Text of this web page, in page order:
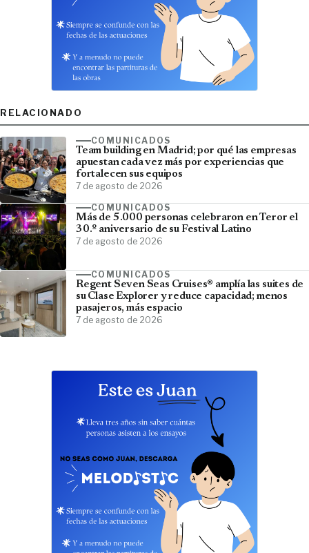
RELACIONADO
COMUNICADOS
Team building en Madrid; por qué las empresas
apuestan cada vez más por experiencias que
fortalecen sus equipos
7 de agosto de 2026
COMUNICADOS
Más de 5.000 personas celebraron en Teror el
30.º aniversario de su Festival Latino
7 de agosto de 2026
COMUNICADOS
Regent Seven Seas Cruises® amplía las suites de
su Clase Explorer y reduce capacidad; menos
pasajeros, más espacio
7 de agosto de 2026